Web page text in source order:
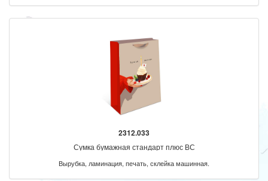
2312.033
Сумка бумажная стандарт плюс ВС
Вырубка, ламинация, печать, склейка машинная.